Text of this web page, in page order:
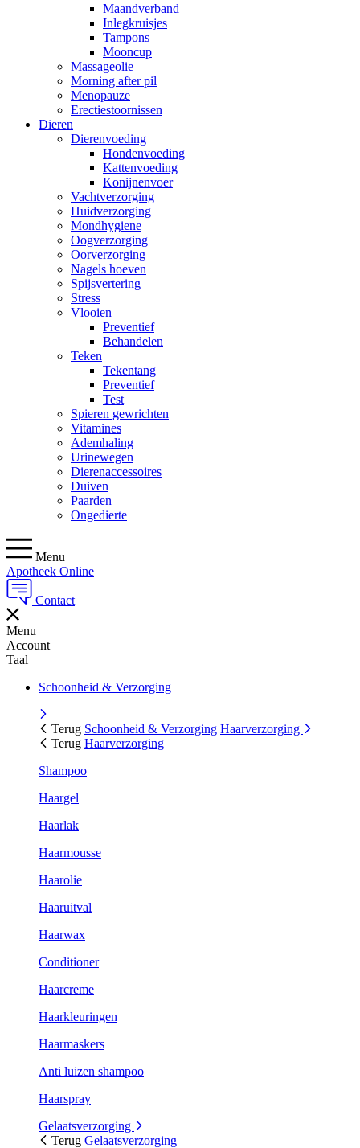
Maandverband
Inlegkruisjes
Tampons
Mooncup
Massageolie
Morning after pil
Menopauze
Erectiestoornissen
Dieren
Dierenvoeding
Hondenvoeding
Kattenvoeding
Konijnenvoer
Vachtverzorging
Huidverzorging
Mondhygiene
Oogverzorging
Oorverzorging
Nagels hoeven
Spijsvertering
Stress
Vlooien
Preventief
Behandelen
Teken
Tekentang
Preventief
Test
Spieren gewrichten
Vitamines
Ademhaling
Urinewegen
Dierenaccessoires
Duiven
Paarden
Ongedierte
Menu
Apotheek Online
Contact
Menu
Account
Taal
Schoonheid & Verzorging
Terug Schoonheid & Verzorging Haarverzorging
Terug Haarverzorging
Shampoo
Haargel
Haarlak
Haarmousse
Haarolie
Haaruitval
Haarwax
Conditioner
Haarcreme
Haarkleuringen
Haarmaskers
Anti luizen shampoo
Haarspray
Gelaatsverzorging
Terug Gelaatsverzorging